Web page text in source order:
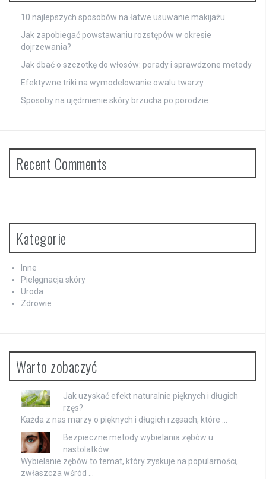
10 najlepszych sposobów na łatwe usuwanie makijażu
Jak zapobiegać powstawaniu rozstępów w okresie
dojrzewania?
Jak dbać o szczotkę do włosów: porady i sprawdzone metody
Efektywne triki na wymodelowanie owalu twarzy
Sposoby na ujędrnienie skóry brzucha po porodzie
Recent Comments
Kategorie
Inne
Pielęgnacja skóry
Uroda
Zdrowie
Warto zobaczyć
Jak uzyskać efekt naturalnie pięknych i długich
rzęs?
Każda z nas marzy o pięknych i długich rzęsach, które …
Bezpieczne metody wybielania zębów u
nastolatków
Wybielanie zębów to temat, który zyskuje na popularności,
zwłaszcza wśród …